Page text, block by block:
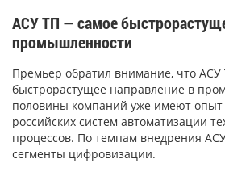
АСУ ТП — самое
промышленности
Премьер обратил внимание, что АСУ
быстрорастущее направление в
половины компаний уже имеют
российских систем автоматизации
процессов. По темпам внедрения
сегменты цифровизации.